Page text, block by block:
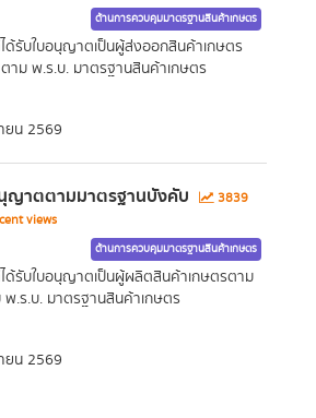
ด้านการควบคุมมาตรฐานสินค้าเกษตร
ด้รับใบอนุญาตเป็นผู้ส่งออกสินค้าเกษตร
าม พ.ร.บ. มาตรฐานสินค้าเกษตร
ยน 2569
ญาตตามมาตรฐานบังคับ
3839
views
ด้านการควบคุมมาตรฐานสินค้าเกษตร
ด้รับใบอนุญาตเป็นผู้ผลิตสินค้าเกษตรตาม
.ร.บ. มาตรฐานสินค้าเกษตร
ยน 2569